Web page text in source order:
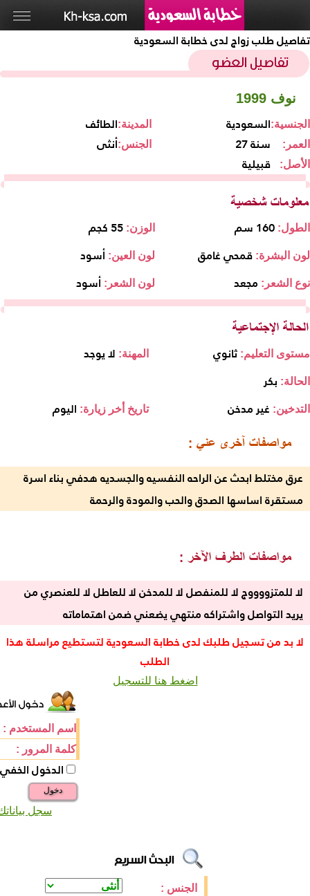
تفاصيل طلب زواج لدى خطابة السعودية
نوف 1999
الطائفالمدينة: السعوديةالجنسية:
أنثىالجنس: 27 سنة العمر:
قبيلية الأصل:
الوزن: 55 كجم الطول: 160 سم
لون العين: أسود لون البشرة: قمحي غامق
لون الشعر: أسود نوع الشعر: مجعد
المهنة: لا يوجد مستوى التعليم: ثانوي
الحالة: بكر
تاريخ أخر زيارة: اليوم التدخين: غير مدخن
عرق مختلط ابحث عن الراحه النفسيه والجسديه هدفي بناء اسرة
مستقرة اساسها الصدق والحب والمودة والرحمة
لا للمتزووووج لا للمنفصل لا للمدخن لا للعاطل لا للعنصري من
يريد التواصل واشتراكه منتهي يضعني ضمن اهتماماته
لا بد من تسجيل طلبك لدى خطابة السعودية لتستطيع مراسلة هذا
الطلب
اضغط هنا للتسجيل
اسم المستخدم :
كلمة المرور :
الدخول الخفي
دخول
سجل
الجنس :